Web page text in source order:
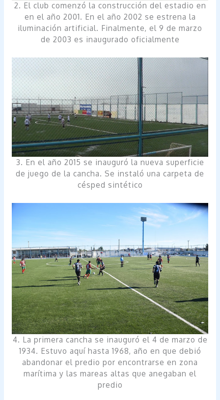
2. El club comenzó la construcción del estadio en
en el año 2001. En el año 2002 se estrena la
iluminación artificial. Finalmente, el 9 de marzo
de 2003 es inaugurado oficialmente
3. En el año 2015 se inauguró la nueva superficie
de juego de la cancha. Se instaló una carpeta de
césped sintético
4. La primera cancha se inauguró el 4 de marzo de
1934. Estuvo aquí hasta 1968, año en que debió
abandonar el predio por encontrarse en zona
marítima y las mareas altas que anegaban el
predio